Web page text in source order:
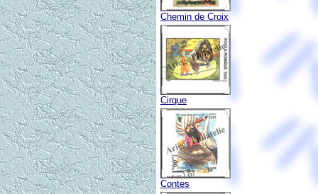
Chemin de Croix
Cirque
Contes